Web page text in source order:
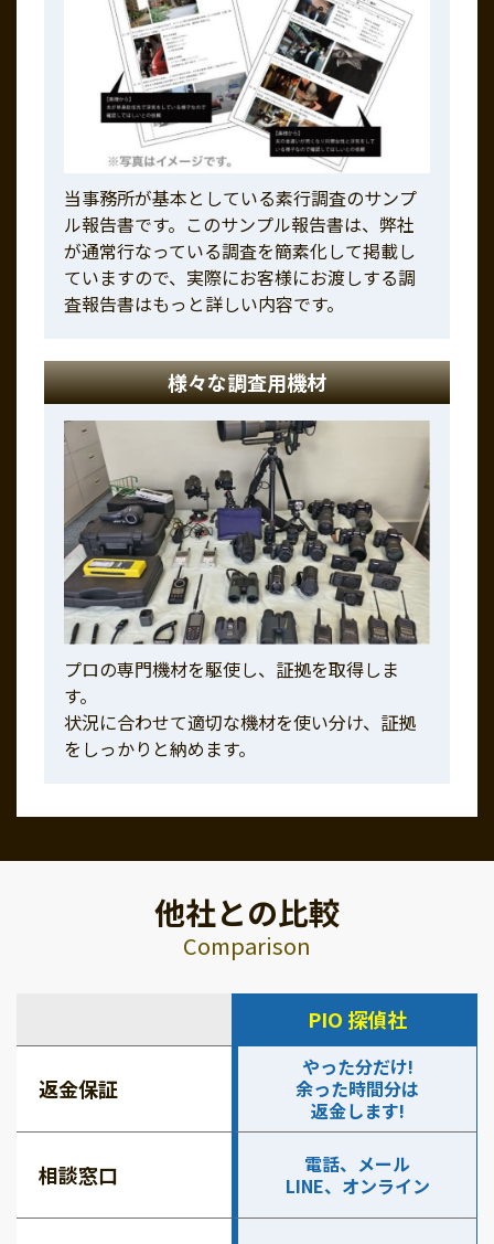
当事務所が基本としている素行調査のサンプ
ル報告書です。このサンプル報告書は、弊社
が通常行なっている調査を簡素化して掲載し
ていますので、実際にお客様にお渡しする調
査報告書はもっと詳しい内容です。
様々な調査用機材
プロの専門機材を駆使し、証拠を取得しま
す。
状況に合わせて適切な機材を使い分け、証拠
をしっかりと納めます。
他社との比較
Comparison
PIO 探偵社
返金保証
やった分だけ!
余った時間分は
返金します!
相談窓口
電話、メール
LINE、オンライン